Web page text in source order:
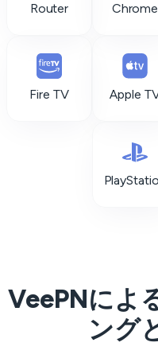
Router Chrome
Fire TV Apple
VeePNによ
ング